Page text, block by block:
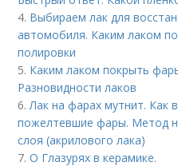
4. Выбираем лак для
автомобиля. Каким лаком
полировки
5. Каким лаком покрыть
Разновидности лаков
6. Лак на фарах мутнит. Как
пожелтевшие фары. Метод
слоя (акрилового лака)
7.О Глазурях в керамике.